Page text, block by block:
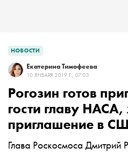
НОВОСТИ
Екатерина Тимофеева
10 ЯНВАРЯ 2019 Г., 07:03
Рогозин готов
гости главу НАСА,
приглашение в
Глава Роскосмоса Дмитрий